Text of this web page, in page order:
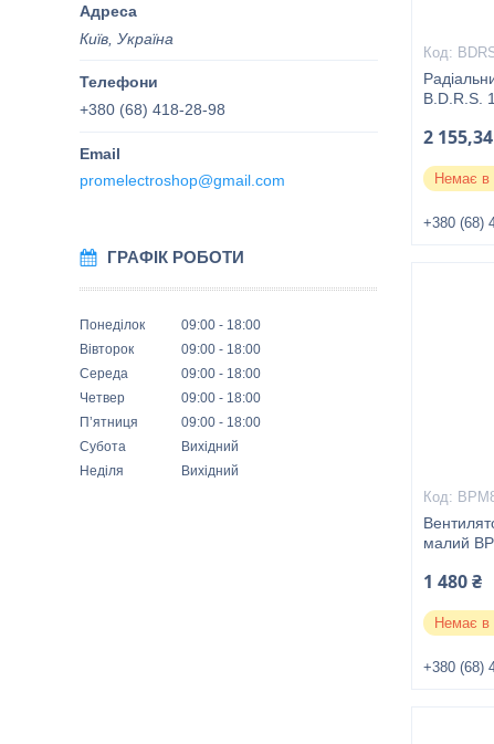
Київ, Україна
+380 (68) 418-28-98
promelectroshop@gmail.com
ГРАФІК РОБОТИ
Понеділок 09:00
18:00
Вівторок
09:00
18:00
Середа
09:00
18:00
Четвер
09:00
18:00
Пʼятниця
09:00
18:00
Субота
Вихідний
Неділя
Вихідний
B.D.R.S.
2
Немає в
+380 (68)
малий
1 480 ₴
Немає в
+380 (68)